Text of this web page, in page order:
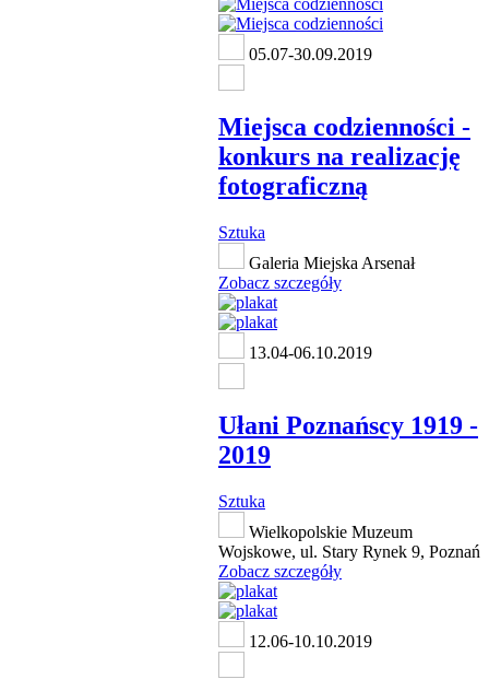
05.07-30.09.2019
Miejsca codzienności -
konkurs na realizację
fotograficzną
Sztuka
Galeria Miejska Arsenał
Zobacz szczegóły
13.04-06.10.2019
Ułani Poznańscy 1919 -
2019
Sztuka
Wielkopolskie Muzeum
Wojskowe, ul. Stary Rynek 9, Poznań
Zobacz szczegóły
12.06-10.10.2019